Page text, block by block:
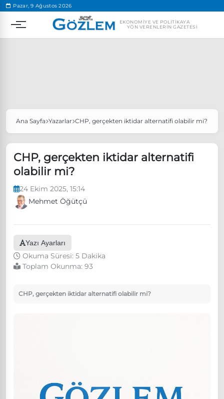
Pazar, 9 Ağustos 2026
EKONOMIYE VE POLITIKAYA
YÖN VERENLERIN GAZETESI
Popüler Aramalar
Özgür Özel, Ekrem İmamoğlu’nu ziyaret edecek
Ünlü çift bir etkinliğe daha katılmama kararı aldı
Boykot
Ana Sayfa Yazarlar CHP, gerçekten iktidar alternatifi olabilir mi?
CHP, gerçekten iktidar alternatifi
olabilir mi?
24 Ekim 2025, 15:14
Mehmet Öğütçü
Yazı Ayarları
Okuma Süresi: 5 Dakika
Toplam Okunma: 93
CHP, gerçekten iktidar alternatifi olabilir mi?